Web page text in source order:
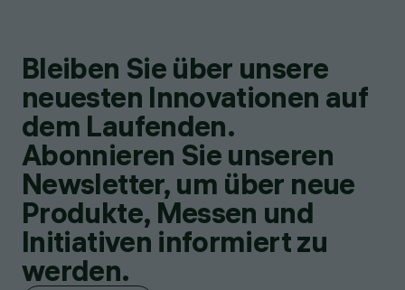
Bleiben Sie über unsere
neuesten Innovationen auf
dem Laufenden.
Abonnieren Sie unseren
Newsletter, um über neue
Produkte, Messen und
Initiativen informiert zu
werden.